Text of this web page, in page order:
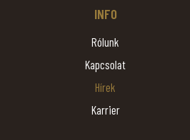
INFO
Rólunk
Kapcsolat
Hírek
Karrier